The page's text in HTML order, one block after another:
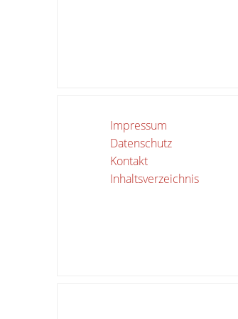
Impressum
Datenschutz
Kontakt
Inhaltsverzeichnis